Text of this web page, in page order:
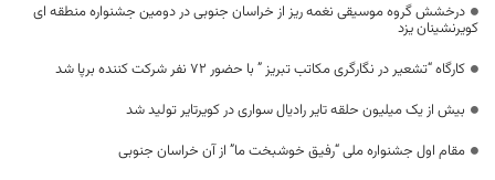
درخشش گروه موسیقی نغمه ریز از خراسان جنوبی در دومین جشنواره منطقه ای
کویرنشینان یزد
کارگاه “تشعیر در نگارگری مکاتب تبریز ” با حضور 72 نفر شرکت کننده برپا شد
بیش از یک میلیون حلقه تایر رادیال سواری در کویرتایر تولید شد
مقام اول جشنواره ملی “رفیق خوشبخت ما” از آن خراسان جنوبی